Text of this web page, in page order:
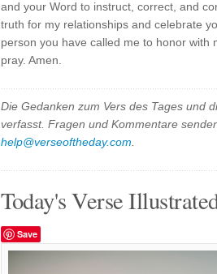
and your Word to instruct, correct, and
truth for my relationships and celebrate
person you have called me to honor with
pray. Amen.
Die Gedanken zum Vers des Tages und
verfasst. Fragen und Kommentare
help@verseoftheday.com
Today's Verse
Save